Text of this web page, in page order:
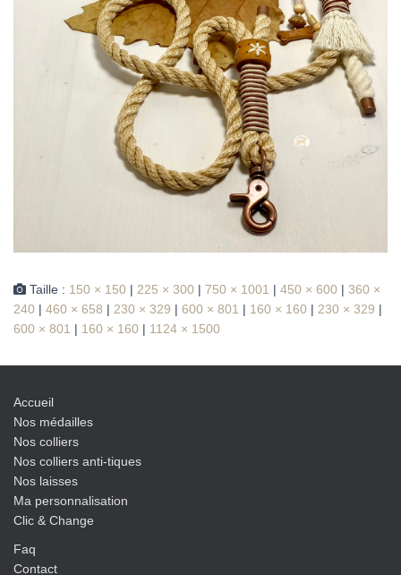
Taille : 150 × 150 | 225 × 300 | 750 × 1001 | 450 × 600 | 360 ×
240 | 460 × 658 | 230 × 329 | 600 × 801 | 160 × 160 | 230 × 329 |
600 × 801 | 160 × 160 | 1124 × 1500
Accueil
Nos médailles
Nos colliers
Nos colliers anti-tiques
Nos laisses
Ma personnalisation
Clic & Change
Faq
Contact